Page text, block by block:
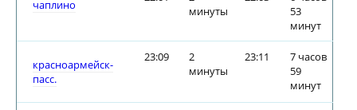
чаплино
минуты
53
минут
красноармейск-
пасс.
23:09
2
минуты
23:11
7 часов
59
минут